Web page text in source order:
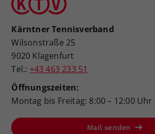
Kärntner Tennisverband
Wilsonstraße 25
9020 Klagenfurt
Tel.: +43 463 233 51
Öffnungszeiten:
Montag bis Freitag: 8:00 – 12:00 Uhr
Mail senden